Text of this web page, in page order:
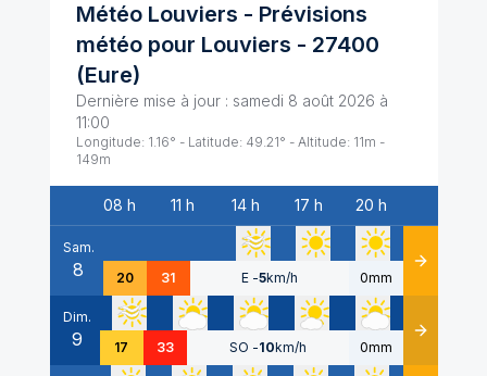
Météo Louviers - Prévisions
météo pour Louviers - 27400
(Eure)
Dernière mise à jour : samedi 8 août 2026 à
11:00
Longitude: 1.16° - Latitude: 49.21° - Altitude: 11m -
149m
Date
08 h 11 h 14 h 17 h 20 h
Sam.
8 20 31 E -5km/h 0mm Détails
Dim.
9 17 33 SO -10km/h 0mm Détails